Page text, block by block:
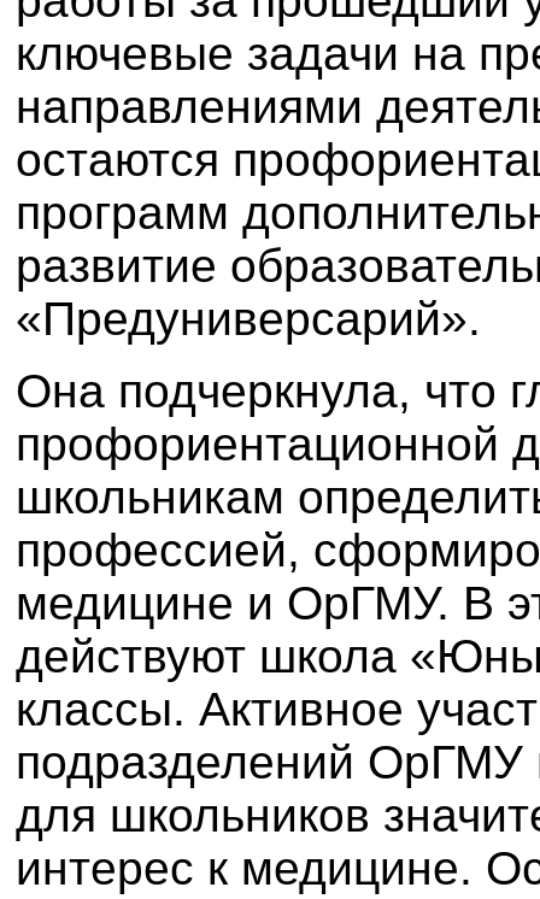
ключевые задачи на
направлениями
остаются
программ
развитие
«Предуниверсарий».
Она подчеркнула, что
профориентационной
школьникам
профессией,
медицине и ОрГМУ. В
действуют школа
классы. Активное
подразделений ОрГМУ
для школьников
интерес к медицине.